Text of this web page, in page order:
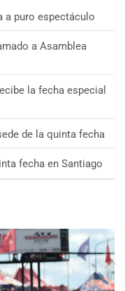
a puro espectáculo
a Asamblea
la fecha especial
de la quinta fecha
fecha en Santiago